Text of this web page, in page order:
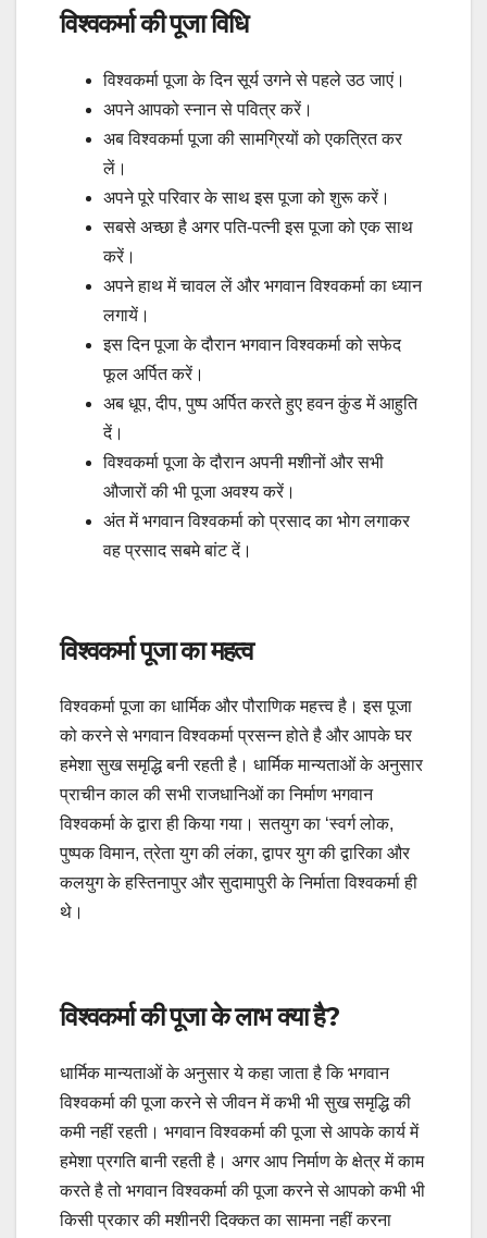
विश्वकर्मा की पूजा विधि
विश्वकर्मा पूजा के दिन सूर्य उगने से पहले उठ जाएं।
अपने आपको स्नान से पवित्र करें।
अब विश्वकर्मा पूजा की सामग्रियों को एकत्रित कर
लें।
अपने पूरे परिवार के साथ इस पूजा को शुरू करें।
सबसे अच्छा है अगर पति-पत्नी इस पूजा को एक साथ
करें।
अपने हाथ में चावल लें और भगवान विश्वकर्मा का ध्यान
लगायें।
इस दिन पूजा के दौरान भगवान विश्वकर्मा को सफेद
फूल अर्पित करें।
अब धूप, दीप, पुष्प अर्पित करते हुए हवन कुंड में आहुति
दें।
विश्वकर्मा पूजा के दौरान अपनी मशीनों और सभी
औजारों की भी पूजा अवश्य करें।
अंत में भगवान विश्वकर्मा को प्रसाद का भोग लगाकर
वह प्रसाद सबमे बांट दें।
विश्वकर्मा पूजा का महत्व
विश्वकर्मा पूजा का धार्मिक और पौराणिक महत्त्व है। इस पूजा
को करने से भगवान विश्वकर्मा प्रसन्न होते है और आपके घर
हमेशा सुख समृद्धि बनी रहती है। धार्मिक मान्यताओं के अनुसार
प्राचीन काल की सभी राजधानिओं का निर्माण भगवान
विश्वकर्मा के द्वारा ही किया गया। सतयुग का ‘स्वर्ग लोक,
पुष्पक विमान, त्रेता युग की लंका, द्वापर युग की द्वारिका और
कलयुग के हस्तिनापुर और सुदामापुरी के निर्माता विश्वकर्मा ही
थे।
विश्वकर्मा की पूजा के लाभ क्या है?
धार्मिक मान्यताओं के अनुसार ये कहा जाता है कि भगवान
विश्वकर्मा की पूजा करने से जीवन में कभी भी सुख समृद्धि की
कमी नहीं रहती। भगवान विश्वकर्मा की पूजा से आपके कार्य में
हमेशा प्रगति बानी रहती है। अगर आप निर्माण के क्षेत्र में काम
करते है तो भगवान विश्वकर्मा की पूजा करने से आपको कभी भी
किसी प्रकार की मशीनरी दिक्कत का सामना नहीं करना